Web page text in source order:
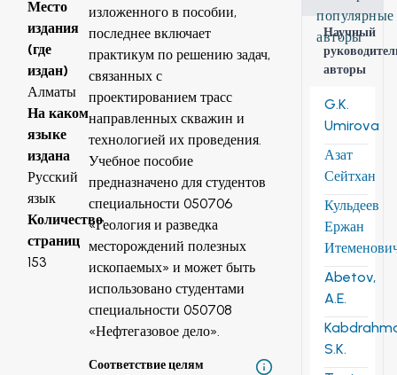
Место
издания
(где
издан)
Алматы
На каком
языке
издана
Русский
язык
Количество
страниц
153
изложенного в пособии,
последнее включает
практикум по решению задач,
связанных с
проектированием трасс
направленных скважин и
технологией их проведения.
Учебное пособие
предназначено для студентов
специальности 050706
«Геология и разведка
месторождений полезных
ископаемых» и может быть
использовано студентами
специальности 050708
«Нефтегазовое дело».
Соответствие целям
популярные
авторы
Научный
авторы
G.K.
Umirova
Азат
Сейтхан
Кульдеев
Ержан
Abetov,
A.E.
S.K.